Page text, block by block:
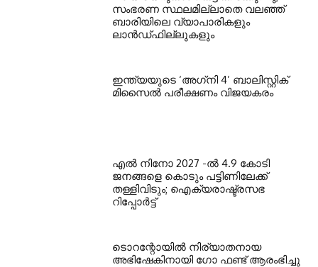
സംഭരണ സ്ഥലമില്ലാതെ വലഞ്ഞ്
ബാരിയിലെ വ്യാപാരികളും
ലാന്‍ഡ്ഫില്ലുകളും
ഇന്ത്യയുടെ ‘അഗ്‌നി 4’ ബാലിസ്റ്റിക്
മിസൈല്‍ പരീക്ഷണം വിജയകരം
എല്‍ നിനോ 2027 -ല്‍ 4.9 കോടി
ജനങ്ങളെ കൊടും പട്ടിണിലേക്ക്
തള്ളിവിടും; ഐക്യരാഷ്ട്രസഭ
റിപ്പോര്‍ട്ട്
ടൊറന്റോയില്‍ നിര്യാതനായ
അഭിഷേകിനായി ഗോ ഫണ്ട് ആരംഭിച്ചു